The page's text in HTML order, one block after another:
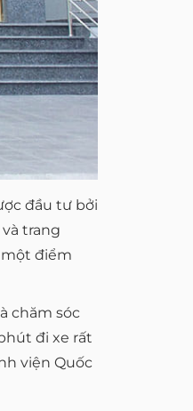
đầu tư bởi
trang
một điểm
chăm sóc
đi xe rất
viện Quốc